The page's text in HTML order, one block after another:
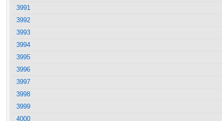
3991
3992
3993
3994
3995
3996
3997
3998
3999
4000